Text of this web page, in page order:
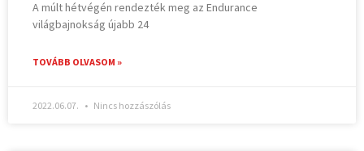
A múlt hétvégén rendezték meg az Endurance
világbajnokság újabb 24
TOVÁBB OLVASOM »
2022.06.07. Nincs hozzászólás